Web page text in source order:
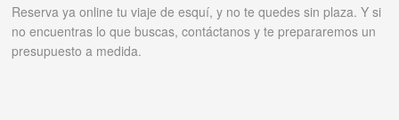
Reserva ya online tu viaje de esquí, y no te quedes sin plaza. Y si
no encuentras lo que buscas, contáctanos y te prepararemos un
presupuesto a medida.